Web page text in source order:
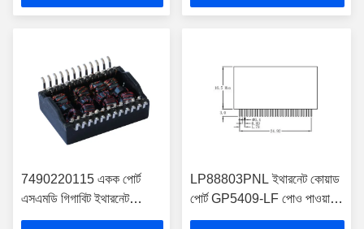
7490220115 একক পোর্ট
এসএমডি গিগাবিট ইথারনেট
ট্রান্সফর্মার পিওই + / পিওই ++
LP88803PNL ইথারনেট কোয়াড
পোর্ট GP5409-LF পোও পাওয়ার
ওভার ইথারনেট